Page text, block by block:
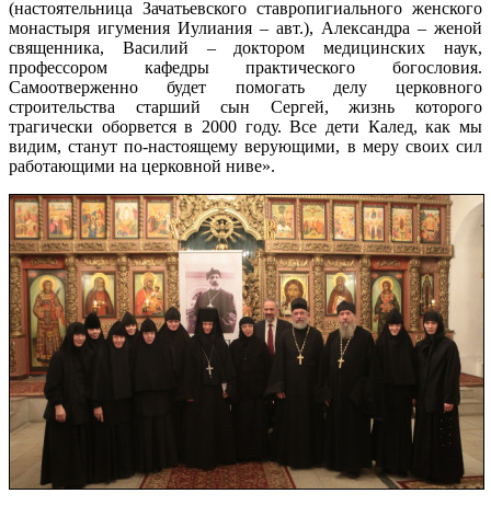
(настоятельница Зачатьевского ставропигиального женского
монастыря игумения Иулиания – авт.), Александра – женой
священника, Василий – доктором медицинских наук,
профессором кафедры практического богословия.
Самоотверженно будет помогать делу церковного
строительства старший сын Сергей, жизнь которого
трагически оборвется в 2000 году. Все дети Калед, как мы
видим, станут по-настоящему верующими, в меру своих сил
работающими на церковной ниве».